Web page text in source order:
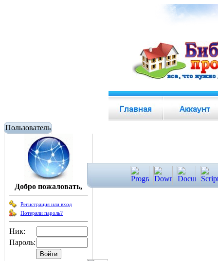
Пользователь
Добро пожаловать,
Регистрация или вход
Потеряли пароль?
Ник:
Пароль: